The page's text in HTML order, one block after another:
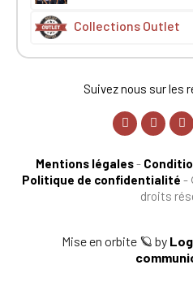
Collections Outlet
Suivez nous sur les
Mentions légales-
Politique de confidentialité -
droits
Mise en orbite 🪐 by